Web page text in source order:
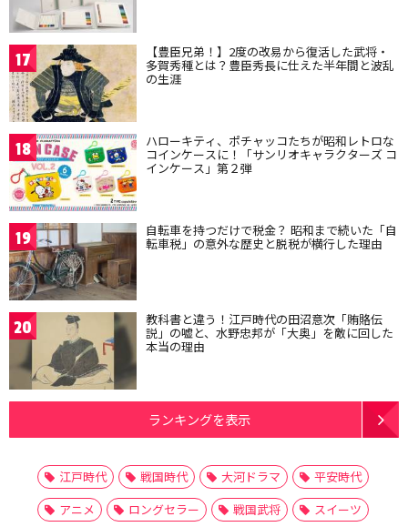
17 【豊臣兄弟！】2度の改易から復活した武将・
多賀秀種とは？豊臣秀長に仕えた半年間と波乱
の生涯
18 ハローキティ、ポチャッコたちが昭和レトロな
コインケースに！「サンリオキャラクターズ コ
インケース」第２弾
19 自転車を持つだけで税金？ 昭和まで続いた「自
転車税」の意外な歴史と脱税が横行した理由
20 教科書と違う！江戸時代の田沼意次「賄賂伝
説」の嘘と、水野忠邦が「大奥」を敵に回した
本当の理由
ランキングを表示
江戸時代 戦国時代 大河ドラマ
平安時代
アニメ
ロングセラー 戦国武将
スイーツ